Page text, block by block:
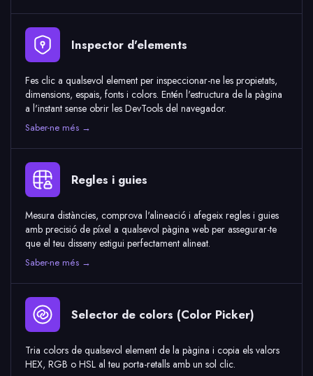
Inspector d'elements
Fes clic a qualsevol element per inspeccionar-ne les propietats,
dimensions, espais, fonts i colors. Entén l'estructura de la pàgina
a l'instant sense obrir les DevTools del navegador.
Saber-ne més →
Regles i guies
Mesura distàncies, comprova l'alineació i afegeix regles i guies
amb precisió de píxel a qualsevol pàgina web per assegurar-te
que el teu disseny estigui perfectament alineat.
Saber-ne més →
Selector de colors (Color Picker)
Tria colors de qualsevol element de la pàgina i copia els valors
HEX, RGB o HSL al teu porta-retalls amb un sol clic.